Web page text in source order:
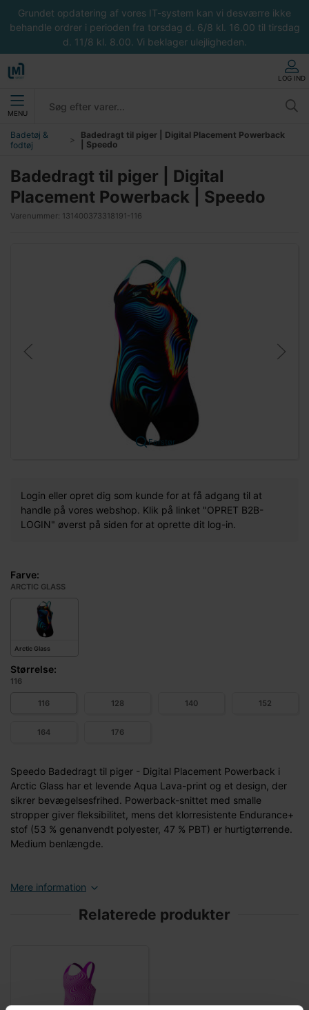
Grundet opdatering af vores IT-system kan vi desværre ikke
behandle ordrer i perioden fra torsdag d. 6/8 kl. 16.00 til tirsdag
d. 11/8 kl. 8.00. Vi beklager ulejligheden.
LOG IND
MENU
Badetøj &
fodtøj
Badedragt til piger | Digital Placement Powerback
| Speedo
Badedragt til piger | Digital
Placement Powerback | Speedo
Varenummer: 131400373318191-116
Forstør
Login eller opret dig som kunde for at få adgang til at
handle på vores webshop. Klik på linket "OPRET B2B-
LOGIN" øverst på siden for at oprette dit log-in.
Farve:
ARCTIC GLASS
Arctic Glass
Størrelse:
116
116 128 140 152
164 176
Speedo Badedragt til piger - Digital Placement Powerback i
Arctic Glass har et levende Aqua Lava-print og et design, der
sikrer bevægelsesfrihed. Powerback-snittet med smalle
stropper giver fleksibilitet, mens det klorresistente Endurance+
stof (53 % genanvendt polyester, 47 % PBT) er hurtigtørrende.
Medium benlængde.
Mere information
Relaterede produkter